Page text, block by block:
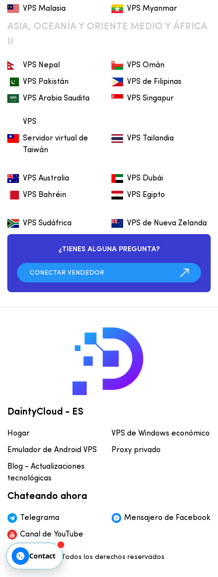
VPS Malasia VPS Myanmar
ASIA, OCEANÍA Y ORIENTE MEDIO Y ÁFRICA
II
VPS Nepal VPS Omán
VPS Pakistán VPS de Filipinas
VPS Arabia Saudita
VPS
VPS Singapur
Servidor virtual de
Taiwán
VPS Tailandia
VPS Australia VPS Dubái
VPS Bahréin VPS Egipto
VPS Sudáfrica VPS de Nueva Zelanda
¿TIENES ALGUNA PREGUNTA?
DaintyCloud - ES
Hogar VPS de Windows económico
Emulador de Android VPS Proxy privado
Blog - Actualizaciones
tecnológicas
Chateando ahora
Telegrama Mensajero de Facebook
Canal de YouTube
© Todos los derechos reservados
Contact